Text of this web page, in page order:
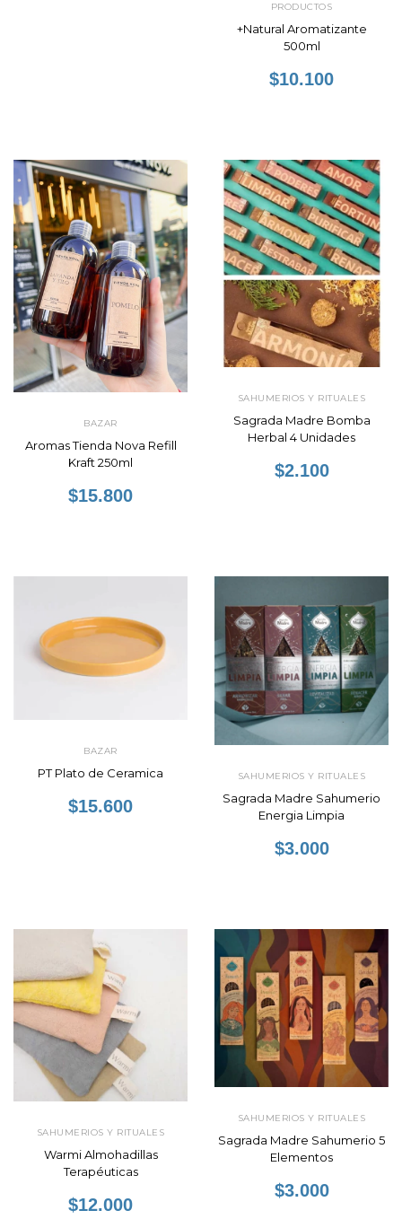
PRODUCTOS
+Natural Aromatizante
500ml
$10.100
BAZAR
Aromas Tienda Nova Refill
Kraft 250ml
$15.800
SAHUMERIOS Y RITUALES
Sagrada Madre Bomba
Herbal 4 Unidades
$2.100
BAZAR
PT Plato de Ceramica
$15.600
SAHUMERIOS Y RITUALES
Sagrada Madre Sahumerio
Energia Limpia
$3.000
SAHUMERIOS Y RITUALES
Warmi Almohadillas
Terapéuticas
$12.000
SAHUMERIOS Y RITUALES
Sagrada Madre Sahumerio 5
Elementos
$3.000